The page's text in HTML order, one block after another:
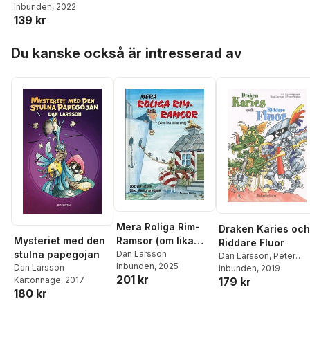
Inbunden, 2022
139 kr
Du kanske också är intresserad av
Mysteriet med den
stulna papegojan
Dan Larsson
Kartonnage, 2017
180 kr
Mera Roliga Rim-
Ramsor (om lika
olika ord)
Dan Larsson
Inbunden, 2025
201 kr
Draken Karies och
Riddare Fluor
Dan Larsson, Peter
Wallin
Inbunden, 2019
179 kr